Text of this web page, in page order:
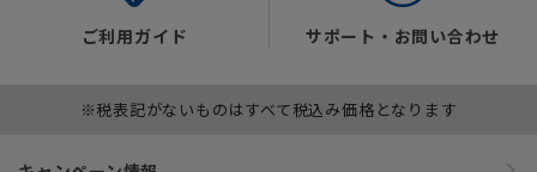
ご利用ガイド サポート・お問い合わせ
※税表記がないものはすべて税込み価格となります